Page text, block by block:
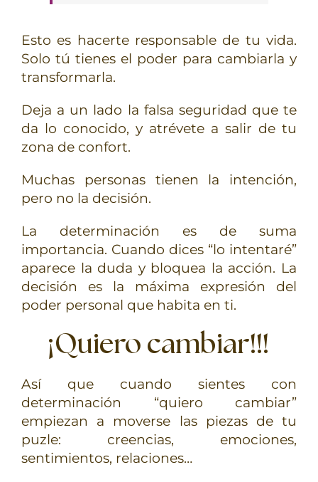
Esto es hacerte responsable de tu vida.
Solo tú tienes el poder para cambiarla y
transformarla.
Deja a un lado la falsa seguridad que te
da lo conocido, y atrévete a salir de tu
zona de confort.
Muchas personas tienen la intención,
pero no la decisión.
La determinación es de suma
importancia. Cuando dices “lo intentaré”
aparece la duda y bloquea la acción. La
decisión es la máxima expresión del
poder personal que habita en ti.
¡Quiero cambiar!!!
Así que cuando sientes con
determinación “quiero cambiar”
empiezan a moverse las piezas de tu
puzle: creencias, emociones,
sentimientos, relaciones…